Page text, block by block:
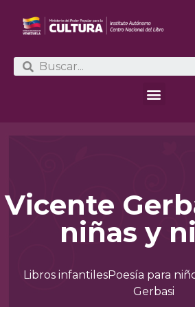
Vicente
niñas y
Libros infantilesPoesía para
Gerbasi